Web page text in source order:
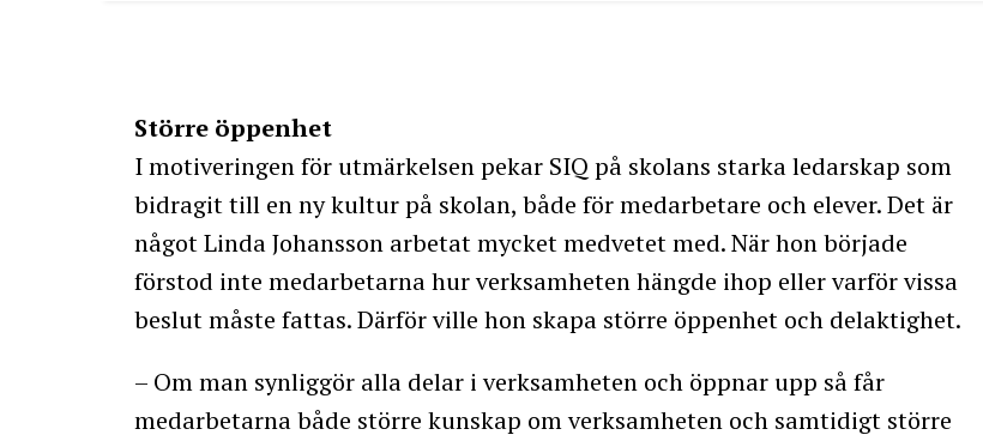
Större öppenhet
I motiveringen för utmärkelsen pekar SIQ på skolans starka ledarskap som
bidragit till en ny kultur på skolan, både för medarbetare och elever. Det är
något Linda Johansson arbetat mycket medvetet med. När hon började
förstod inte medarbetarna hur verksamheten hängde ihop eller varför vissa
beslut måste fattas. Därför ville hon skapa större öppenhet och delaktighet.
– Om man synliggör alla delar i verksamheten och öppnar upp så får
medarbetarna både större kunskap om verksamheten och samtidigt större